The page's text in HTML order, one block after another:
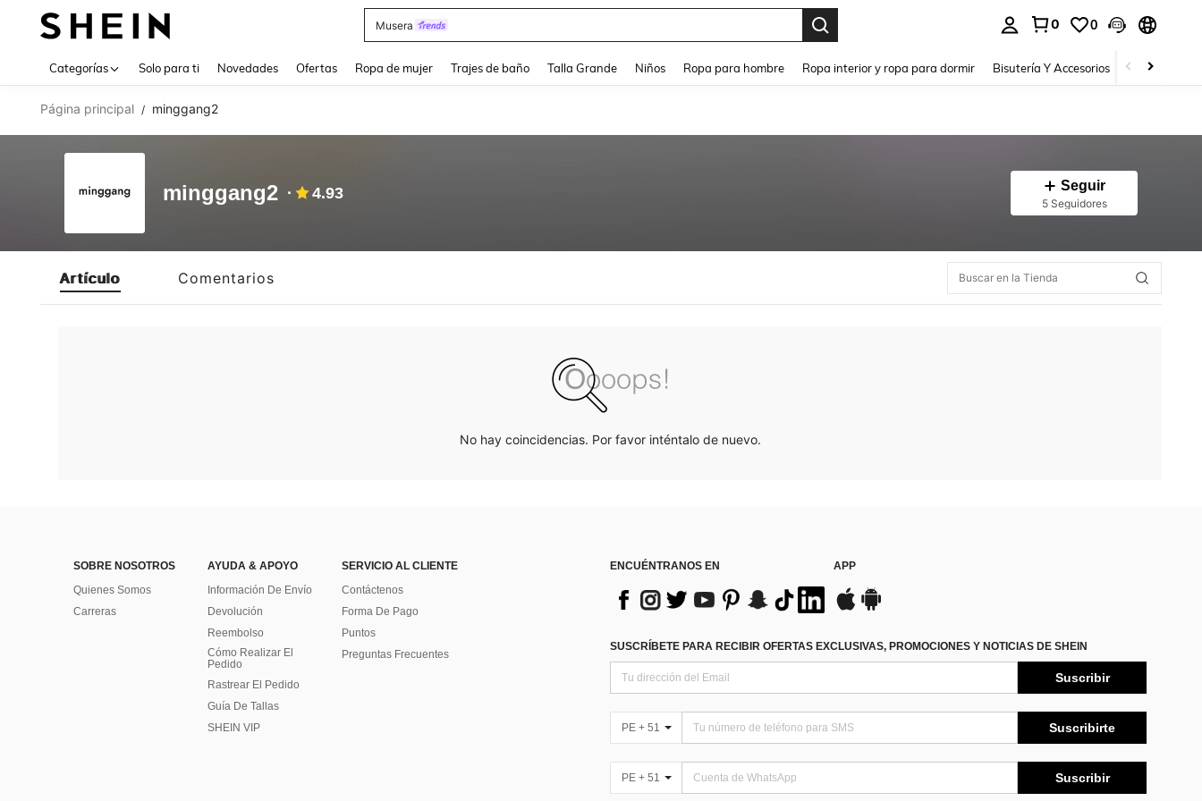
Musera
0 0
Categorías Solo para ti Novedades Ofertas Ropa de mujer Trajes de baño Talla Grande Niños Ropa para hombre Ropa interior y ropa para dormir Bisutería Y Accesorios Zapatos
Página principal / minggang2
minggang2 4.93 Seguir
5 Seguidores
Artículo Comentarios
No hay coincidencias. Por favor inténtalo de nuevo.
SOBRE NOSOTROS
Quienes Somos
Carreras
AYUDA & APOYO
Información De Envío
Devolución
Reembolso
Cómo Realizar El
Pedido
Rastrear El Pedido
Guía De Tallas
SHEIN VIP
SERVICIO AL CLIENTE
Contáctenos
Forma De Pago
Puntos
Preguntas Frecuentes
ENCUÉNTRANOS EN APP
SUSCRÍBETE PARA RECIBIR OFERTAS EXCLUSIVAS, PROMOCIONES Y NOTICIAS DE SHEIN
Suscribir
PE + 51 Suscribirte
PE + 51 Suscribir